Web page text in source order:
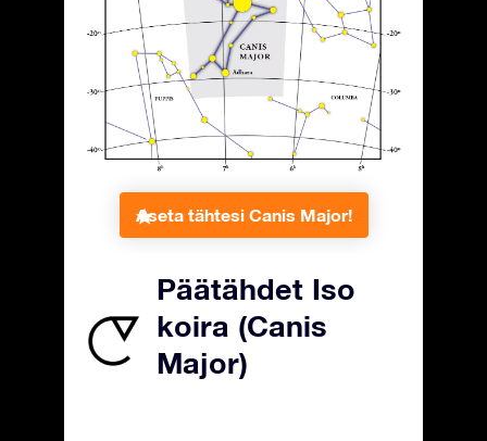
Aseta tähtesi Canis Major!
Päätähdet Iso
koira (Canis
Major)